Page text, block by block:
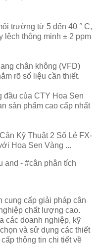
trường từ 5 đến 40 ° C,
lệch thông minh ± 2 ppm
chân không (VFD)
rõ số liệu cần thiết.
đầu của CTY Hoa Sen
sản phẩm cao cấp nhất
Kỹ Thuật 2 Số Lẻ FX-
Hoa Sen Vàng ...
and - #cân phân tích
cung cấp giải pháp cân
chất lượng cao.
các doanh nghiệp, kỹ
và sử dụng các thiết
thông tin chi tiết về